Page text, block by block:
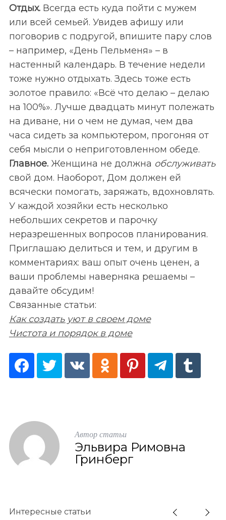
Отдых.Всегда есть куда пойти с мужем
или всей семьей. Увидев афишу или
поговорив с подругой, впишите пару слов
– например, «День Пельменя» – в
настенный календарь. В течение недели
тоже нужно отдыхать. Здесь тоже есть
золотое правило: «Всё что делаю – делаю
на 100%». Лучше двадцать минут полежать
на диване, ни о чем не думая, чем два
часа сидеть за компьютером, прогоняя от
себя мысли о неприготовленном обеде.
Главное. Женщина не должна обслуживать
свой дом. Наоборот, Дом должен ей
всячески помогать, заряжать, вдохновлять.
У каждой хозяйки есть несколько
небольших секретов и парочку
неразрешенных вопросов планирования.
Приглашаю делиться и тем, и другим в
комментариях: ваш опыт очень ценен, а
ваши проблемы наверняка решаемы –
давайте обсудим!
Связанные статьи:
Как создать уют в своем доме
Чистота и порядок в доме
Автор статьи
Эльвира Римовна
Гринберг
Интересные статьи
e
a
r
c
f
r
По авторам